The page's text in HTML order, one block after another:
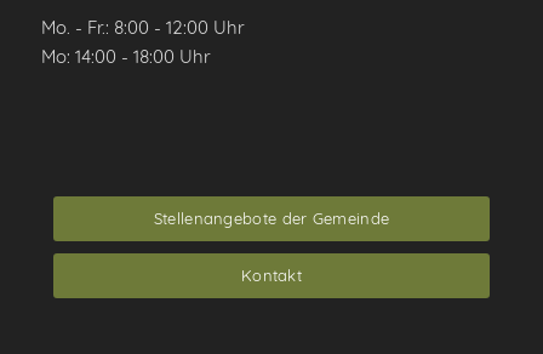
Mo. - Fr.: 8:00 - 12:00 Uhr
Mo: 14:00 - 18:00 Uhr
Stellenangebote der Gemeinde
Kontakt